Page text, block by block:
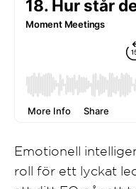
Emotionell
roll för ett lyckat